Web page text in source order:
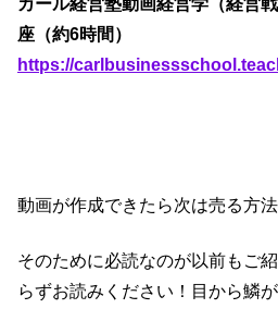
カール経営塾動画経営学（経営
座（約6時間）
https://
動画が作成できたら次は売る方
そのために必読なのが以前もご
らずお読みください！目から鱗